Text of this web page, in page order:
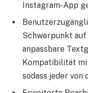
Instagram-App
Schwerpunkt
anpassbare
Kompatibilität
sodass jeder von